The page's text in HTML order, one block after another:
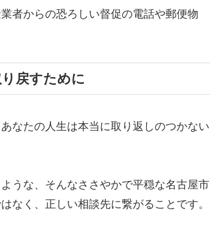
者からの恐ろしい督促の電話や郵便物
戻すために
なたの人生は本当に取り返しのつかない
うな、そんなささやかで平穏な名古屋市
なく、正しい相談先に繋がることです。